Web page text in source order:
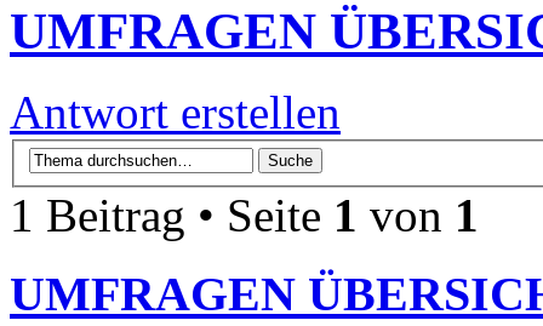
UMFRAGEN
Antwort erstellen
1 Beitrag • Seite 1 von 1
UMFRAGEN